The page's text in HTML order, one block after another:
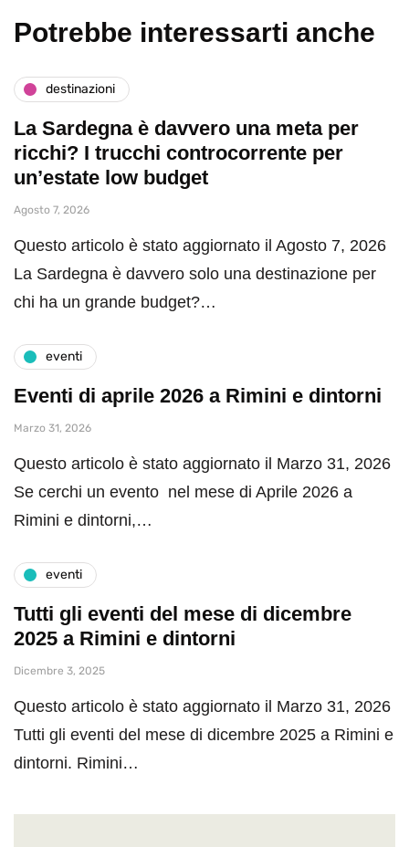
Potrebbe interessarti anche
destinazioni
La Sardegna è davvero una meta per
ricchi? I trucchi controcorrente per
un’estate low budget
Agosto 7, 2026
Questo articolo è stato aggiornato il Agosto 7, 2026
La Sardegna è davvero solo una destinazione per
chi ha un grande budget?…
eventi
Eventi di aprile 2026 a Rimini e dintorni
Marzo 31, 2026
Questo articolo è stato aggiornato il Marzo 31, 2026
Se cerchi un evento nel mese di Aprile 2026 a
Rimini e dintorni,…
eventi
Tutti gli eventi del mese di dicembre
2025 a Rimini e dintorni
Dicembre 3, 2025
Questo articolo è stato aggiornato il Marzo 31, 2026
Tutti gli eventi del mese di dicembre 2025 a Rimini e
dintorni. Rimini…